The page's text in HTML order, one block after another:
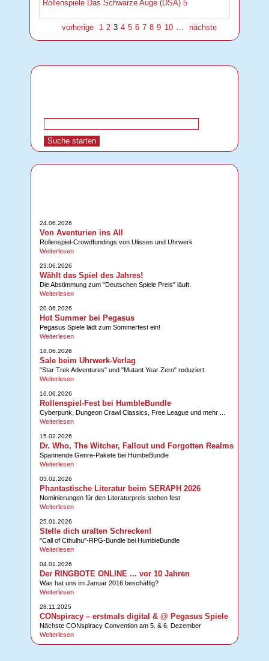
Rollenspiele Das Schwarze Auge (DSA) 5
vorherige 1 2 3 4 5 6 7 8 9 10 nächste
24.06.2026
Von Aventurien ins All
Rollenspiel-Crowdfundings von Ulisses und Uhrwerk
Weiterlesen
23.06.2026
Wählt das Spiel des Jahres!
Die Abstimmung zum "Deutschen Spiele Preis" läuft.
Weiterlesen
20.06.2026
Hot Summer bei Pegasus
Pegasus Spiele lädt zum Sommerfest ein!
Weiterlesen
18.06.2026
Sale beim Uhrwerk-Verlag
"Star Trek Adventures" und "Mutant Year Zero" reduziert.
Weiterlesen
16.06.2026
Rollenspiel-Fest bei HumbleBundle
Cyberpunk, Dungeon Crawl Classics, Free League und mehr ...
Weiterlesen
15.02.2026
Dr. Who, The Witcher, Fallout und Forgotten Realms
Spannende Genre-Pakete bei HumbeBundle
Weiterlesen
03.02.2026
Phantastische Literatur beim SERAPH 2026
Nominierungen für den Literaturpreis stehen fest
Weiterlesen
25.01.2026
Stelle dich uralten Schrecken!
"Call of Cthulhu"-RPG-Bundle bei HumbleBundle
Weiterlesen
04.01.2026
Der RINGBOTE ONLINE ... vor 10 Jahren
Was hat uns im Januar 2016 beschäftig?
Weiterlesen
28.11.2025
CONspiracy – erstmals digital & @ Pegasus Spiele
Nächste CONspiracy Convention am 5. & 6. Dezember
Weiterlesen